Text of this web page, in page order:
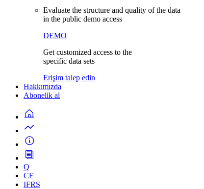
Evaluate the structure and quality of the data
in the public demo access
DEMO
Get customized access to the
specific data sets
Erişim talep edin
Hakkımızda
Abonelik al
Q
CF
IFRS